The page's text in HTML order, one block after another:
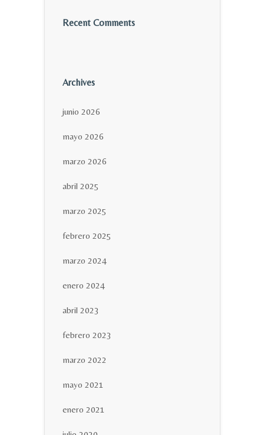
Recent Comments
Archives
junio 2026
mayo 2026
marzo 2026
abril 2025
marzo 2025
febrero 2025
marzo 2024
enero 2024
abril 2023
febrero 2023
marzo 2022
mayo 2021
enero 2021